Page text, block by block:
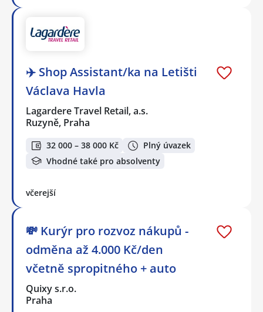
✈️ Shop Assistant/ka na Letišti
Václava Havla
Lagardere Travel Retail, a.s.
Ruzyně, Praha
32 000 – 38 000 Kč
Plný úvazek
Vhodné také pro absolventy
včerejší
💸 Kurýr pro rozvoz nákupů -
odměna až 4.000 Kč/den
včetně spropitného + auto
Quixy s.r.o.
Praha